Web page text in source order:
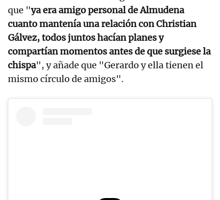
que "ya era amigo personal de Almudena
cuanto mantenía una relación con Christian
Gálvez, todos juntos hacían planes y
compartían momentos antes de que surgiese la
chispa", y añade que "Gerardo y ella tienen el
mismo círculo de amigos".